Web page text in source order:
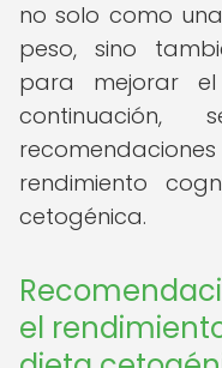
no solo como
peso, sino
para mejorar el
continuación,
rendimiento
cetogénica.
el